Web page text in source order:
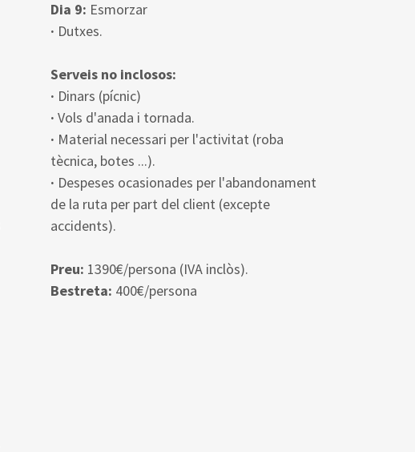
Dia 9: Esmorzar
· Dutxes.
Serveis no inclosos:
· Dinars (pícnic)
· Vols d'anada i tornada.
· Material necessari per l'activitat (roba
tècnica, botes ...).
· Despeses ocasionades per l'abandonament
de la ruta per part del client (excepte
accidents).
Preu: 1390€/persona (IVA inclòs).
Bestreta: 400€/persona